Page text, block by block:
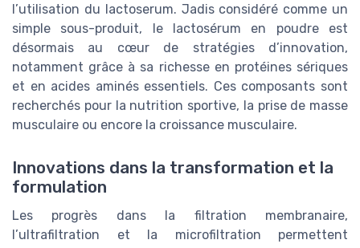
l’utilisation du lactoserum. Jadis considéré comme un
simple sous-produit, le lactosérum en poudre est
désormais au cœur de stratégies d’innovation,
notamment grâce à sa richesse en protéines sériques
et en acides aminés essentiels. Ces composants sont
recherchés pour la nutrition sportive, la prise de masse
musculaire ou encore la croissance musculaire.
Innovations dans la transformation et la
formulation
Les progrès dans la filtration membranaire,
l’ultrafiltration et la microfiltration permettent